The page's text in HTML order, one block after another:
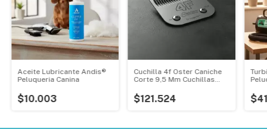
Aceite Lubricante Andis®
Peluqueria Canina
$10.003
Cuchilla 4f Oster Caniche
Corte 9,5 Mm Cuchillas
$121.524